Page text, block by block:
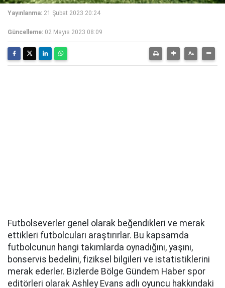
Yayınlanma: 21 Şubat 2023 20:24
Güncelleme: 02 Mayıs 2023 08:09
Futbolseverler genel olarak beğendikleri ve merak
ettikleri futbolcuları araştırırlar. Bu kapsamda
futbolcunun hangi takımlarda oynadığını, yaşını,
bonservis bedelini, fiziksel bilgileri ve istatistiklerini
merak ederler. Bizlerde Bölge Gündem Haber spor
editörleri olarak Ashley Evans adlı oyuncu hakkındaki